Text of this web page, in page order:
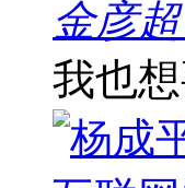
金彦
我也